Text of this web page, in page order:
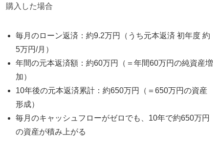
購入した場合
毎月のローン返済：約9.2万円（うち元本返済 初年度 約
5万円/月）
年間の元本返済額：約60万円（＝年間60万円の純資産増
加）
10年後の元本返済累計：約650万円（＝650万円の資産
形成）
毎月のキャッシュフローがゼロでも、10年で約650万円
の資産が積み上がる